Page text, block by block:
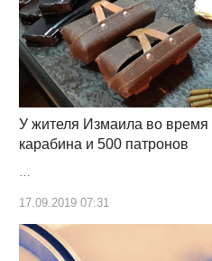
У жителя Измаила во
карабина и 500 патронов
17.09.2019 07:31